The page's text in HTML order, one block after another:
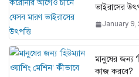
ভাইরাসের
January 9,
মানুষের জন্য
কাজ করবে?